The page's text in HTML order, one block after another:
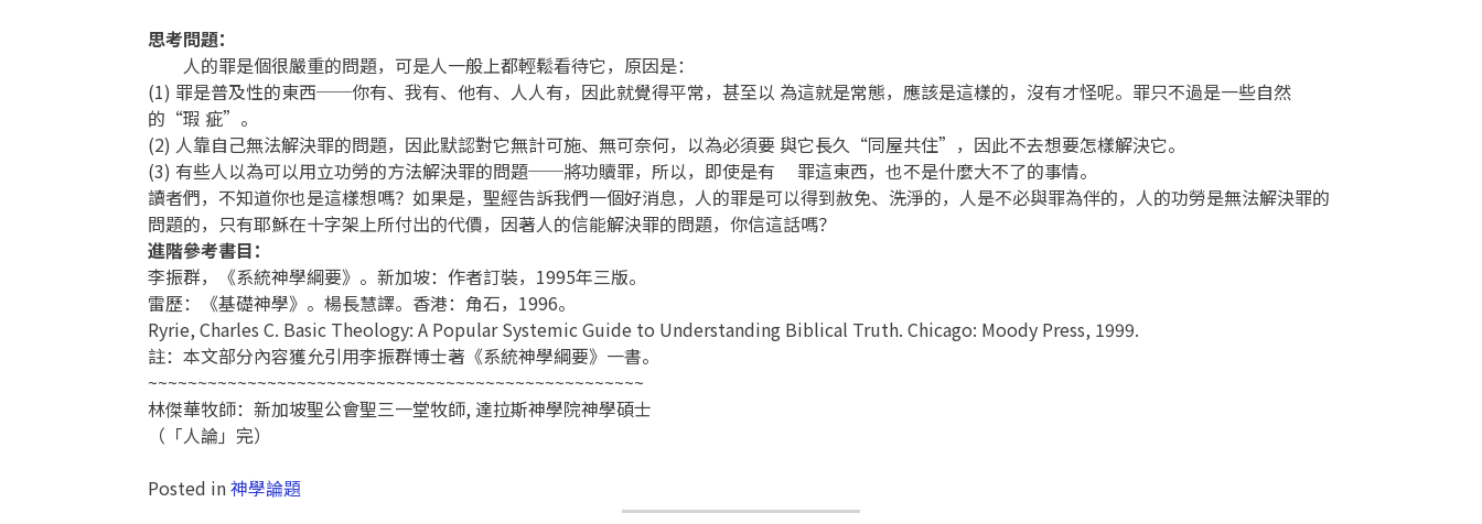
思考問題：
人的罪是個很嚴重的問題，可是人一般上都輕鬆看待它，原因是：
(1) 罪是普及性的東西──你有、我有、他有、人人有，因此就覺得平常，甚至以 為這就是常態，應該是這樣的，沒有才怪呢。罪只不過是一些自然
的“瑕 疵”。
(2) 人靠自己無法解決罪的問題，因此默認對它無計可施、無可奈何，以為必須要 與它長久“同屋共住”，因此不去想要怎樣解決它。
(3) 有些人以為可以用立功勞的方法解決罪的問題──將功贖罪，所以，即使是有 罪這東西，也不是什麼大不了的事情。
讀者們，不知道你也是這樣想嗎？如果是，聖經告訴我們一個好消息，人的罪是可以得到赦免、洗淨的，人是不必與罪為伴的，人的功勞是無法解決罪的
問題的，只有耶穌在十字架上所付出的代價，因著人的信能解決罪的問題，你信這話嗎？
進階參考書目：
李振群，《系統神學綱要》。新加坡：作者訂裝，1995年三版。
雷歷：《基礎神學》。楊長慧譯。香港：角石，1996。
Ryrie, Charles C. Basic Theology: A Popular Systemic Guide to Understanding Biblical Truth. Chicago: Moody Press, 1999.
註：本文部分內容獲允引用李振群博士著《系統神學綱要》一書。
~~~~~~~~~~~~~~~~~~~~~~~~~~~~~~~~~~~~~~~~~~~~~~~~~~
林傑華牧師：新加坡聖公會聖三一堂牧師, 達拉斯神學院神學碩士
（「人論」完）
Posted in神學論題